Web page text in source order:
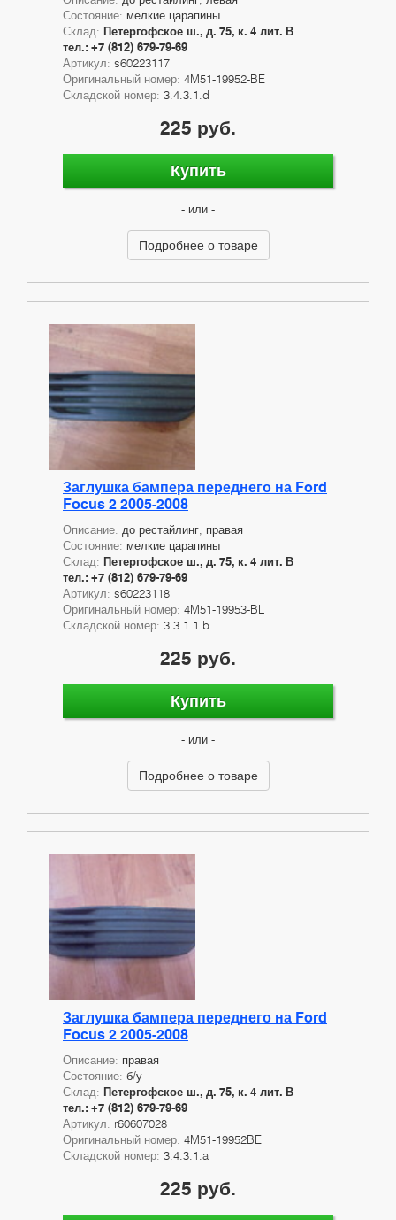
Состояние: мелкие царапины
Склад: Петергофское ш., д. 75, к. 4 лит. В
тел.: +7 (812) 679-79-69
Артикул: s60223117
Оригинальный номер: 4M51-19952-BE
Складской номер: 3.4.3.1.d
225 руб.
Купить
- или -
Подробнее о товаре
Заглушка бампера переднего на Ford
Focus 2 2005-2008
Описание: до рестайлинг, правая
Состояние: мелкие царапины
Склад: Петергофское ш., д. 75, к. 4 лит. В
тел.: +7 (812) 679-79-69
Артикул: s60223118
Оригинальный номер: 4M51-19953-BL
Складской номер: 3.3.1.1.b
225 руб.
Купить
- или -
Подробнее о товаре
Заглушка бампера переднего на Ford
Focus 2 2005-2008
Описание: правая
Состояние: б/у
Склад: Петергофское ш., д. 75, к. 4 лит. В
тел.: +7 (812) 679-79-69
Артикул: r60607028
Оригинальный номер: 4M51-19952BE
Складской номер: 3.4.3.1.a
225 руб.